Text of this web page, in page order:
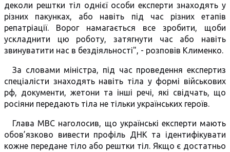
деколи рештки тіл однієї особи експерти знаходять у
різних пакунках, або навіть під час різних етапів
репатріації. Ворог намагається все зробити, щоби
ускладнити цю роботу, затягнути час або навіть
звинуватити нас в бездіяльності", - розповів Клименко.
За словами міністра, під час проведення експертиз
спеціалісти знаходять навіть тіла у формі військових
рф, документи, жетони та інші речі, які свідчать, що
росіяни передають тіла не тільки українських героїв.
Глава МВС наголосив, що українські експерти мають
обов’язково вивести профіль ДНК та ідентифікувати
кожне передане тіло або рештки тіл. Якщо є достатньо